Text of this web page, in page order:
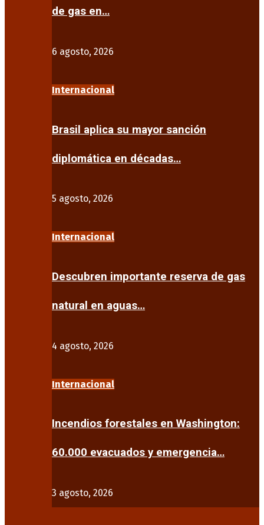
de gas en…
6 agosto, 2026
Internacional
Brasil aplica su mayor sanción
diplomática en décadas…
5 agosto, 2026
Internacional
Descubren importante reserva de gas
natural en aguas…
4 agosto, 2026
Internacional
Incendios forestales en Washington:
60.000 evacuados y emergencia…
3 agosto, 2026